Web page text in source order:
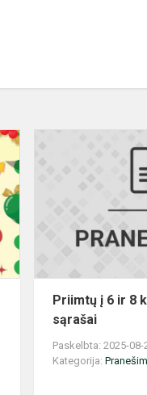
Žemynturgis
Priimtų į 6 ir 8
sąrašai
Paskelbta: 2025-08-
Kategorija: